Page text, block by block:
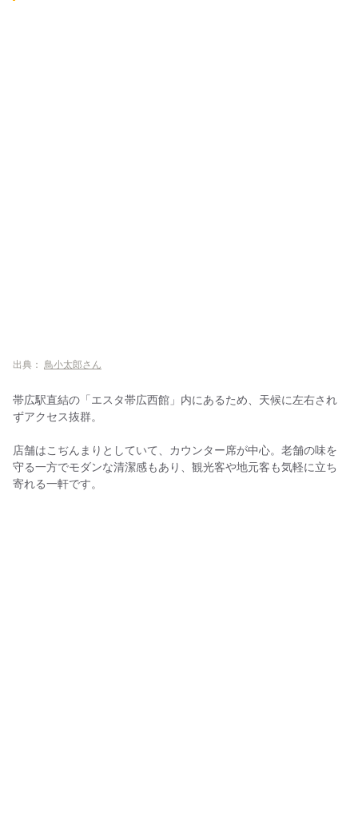
出典： 鳥小太郎さん
帯広駅直結の「エスタ帯広西館」内にあるため、天候に左右され
ずアクセス抜群。
店舗はこぢんまりとしていて、カウンター席が中心。老舗の味を
守る一方でモダンな清潔感もあり、観光客や地元客も気軽に立ち
寄れる一軒です。